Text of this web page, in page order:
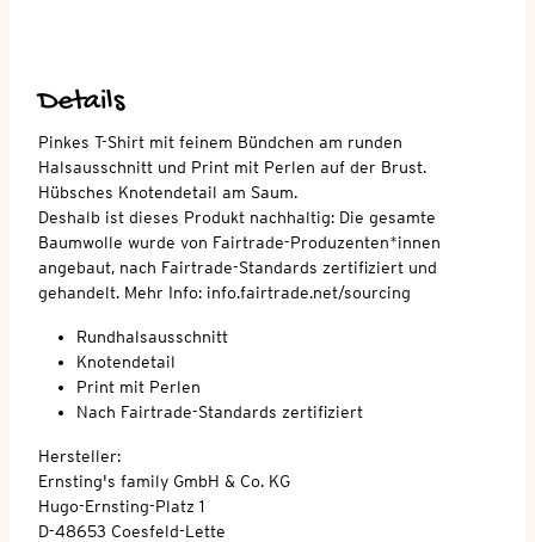
Details
Pinkes T-Shirt mit feinem Bündchen am runden
Halsausschnitt und Print mit Perlen auf der Brust.
Hübsches Knotendetail am Saum.
Deshalb ist dieses Produkt nachhaltig: Die gesamte
Baumwolle wurde von Fairtrade-Produzenten*innen
angebaut, nach Fairtrade-Standards zertifiziert und
gehandelt. Mehr Info: info.fairtrade.net/sourcing
Rundhalsausschnitt
Knotendetail
Print mit Perlen
Nach Fairtrade-Standards zertifiziert
Hersteller:
Ernsting's family GmbH & Co. KG
Hugo-Ernsting-Platz 1
D-48653 Coesfeld-Lette